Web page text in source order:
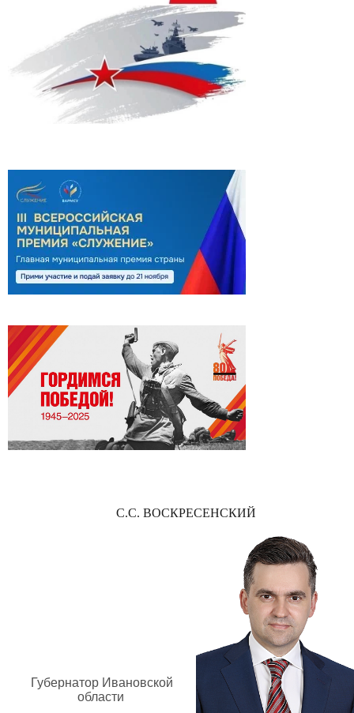
С.С. ВОСКРЕСЕНСКИЙ
Губернатор Ивановской
области